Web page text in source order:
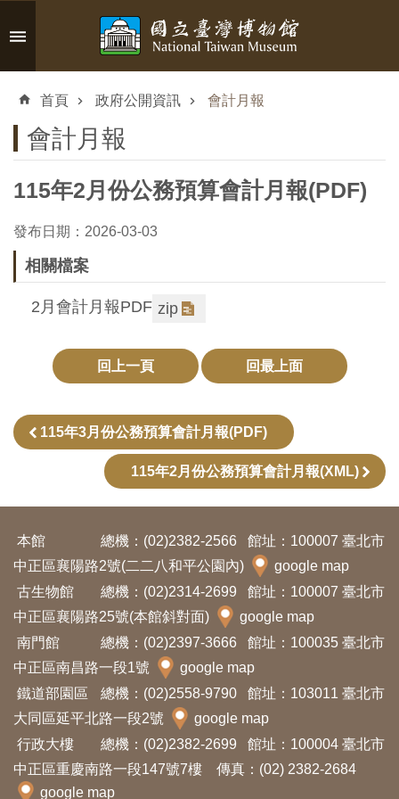
跳到主要內容區塊
搜
識
臺
訊
覽
資
訊
教
育
活
動
出
版
文
首頁 政府公開資訊 會計月報
會計月報
115年2月份公務預算會計月報(PDF)
發布日期：2026-03-03
相關檔案
2月會計月報PDF zip
回上一頁 回最上面
115年3月份公務預算會計月報(PDF)
115年2月份公務預算會計月報(XML)
本館 總機：(02)2382-2566
館址：100007 臺北市
中正區襄陽路2號(二二八和平公園內)
google map
古生物館
總機：(02)2314-2699
館址：100007 臺北市
中正區襄陽路25號(本館斜對面)
google map
南門館
總機：(02)2397-3666
館址：100035 臺北市
中正區南昌路一段1號
google map
鐵道部園區
總機：(02)2558-9790
館址：103011 臺北市
大同區延平北路一段2號
google map
行政大樓
總機：(02)2382-2699
館址：100004 臺北市
中正區重慶南路一段147號7樓 傳真：(02) 2382-2684
google map